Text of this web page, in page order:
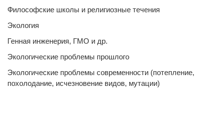
Философские школы и религиозные течения
Экология
Генная инженерия, ГМО и др.
Экологические проблемы прошлого
Экологические проблемы современности (потепление,
похолодание, исчезновение видов, мутации)